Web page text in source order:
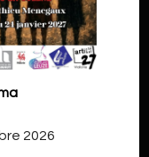
2026